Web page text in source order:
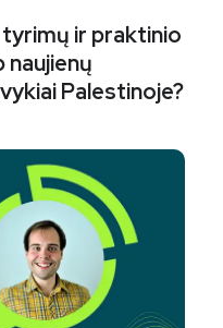
tyrimų ir praktinio
naujienų
Palestinoje?